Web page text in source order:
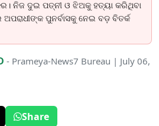
ନିଜ ଦୁଇ ପତ୍ନୀ ଓ ଝିଅକୁ ହତ୍ୟା କରିଥିବା
ପୁନର୍ବାସକୁ ନେଇ ବଡ଼ ବିତର୍କ
- Prameya-News7 Bureau | July 06,
Share